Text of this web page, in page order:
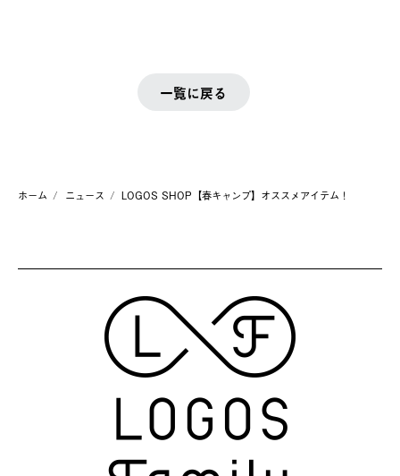
一覧に戻る
ホーム ニュース LOGOS SHOP【春キャンプ】オススメアイテム！